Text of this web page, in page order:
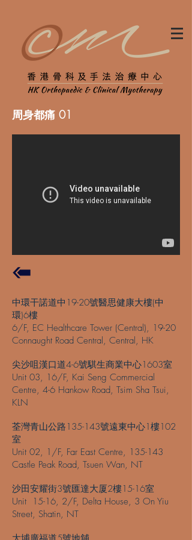
周身都痛 01
中環干諾道中19-20號醫思健康大樓(中
環)6樓
6/F, EC Healthcare Tower (Central), 19-20
Connaught Road Central, Central, HK
尖沙咀漢口道4-6號騏生商業中心1603室
Unit 03, 16/F, Kai Seng Commercial
Centre, 4-6 Hankow Road, Tsim Sha Tsui,
KLN
荃灣青山公路135-143號遠東中心1樓102
室
Unit 02, 1/F, Far East Centre, 135-143
Castle Peak Road, Tsuen Wan, NT
沙田安耀街3號匯達大厦2樓15-16室
Unit 15-16, 2/F, Delta House, 3 On Yiu
Street, Shatin, NT